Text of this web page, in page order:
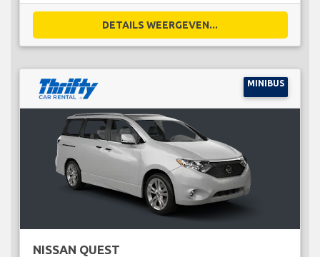
DETAILS WEERGEVEN...
MINIBUS
NISSAN QUEST